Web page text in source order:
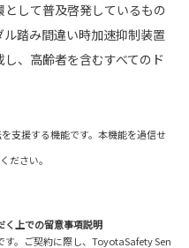
して普及啓発しているもの
踏み間違い時加速抑制装置
、高齢者を含むすべてのド
支援する機能です。本機能を過信せ
ださい。
上での留意事項説明
。ご契約に際し、ToyotaSafety Sen